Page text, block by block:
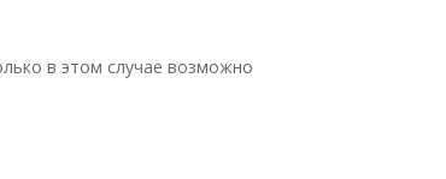
в этом случае возможно